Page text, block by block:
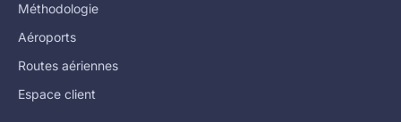
Méthodologie
Aéroports
Routes aériennes
Espace client